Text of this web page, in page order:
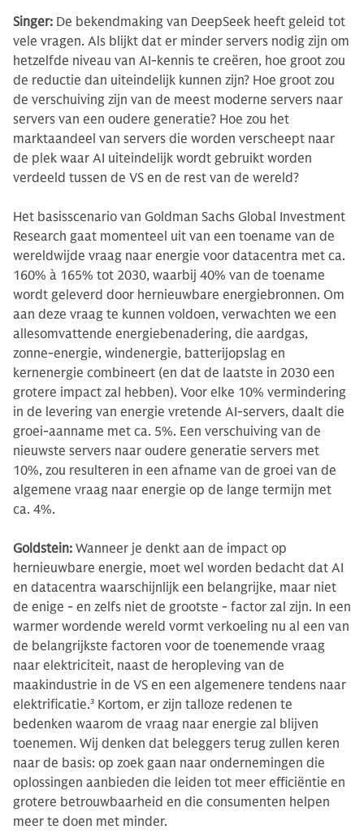
Singer: De bekendmaking van DeepSeek heeft geleid tot
vele vragen. Als blijkt dat er minder servers nodig zijn om
hetzelfde niveau van AI-kennis te creëren, hoe groot zou
de reductie dan uiteindelijk kunnen zijn? Hoe groot zou
de verschuiving zijn van de meest moderne servers naar
servers van een oudere generatie? Hoe zou het
marktaandeel van servers die worden verscheept naar
de plek waar AI uiteindelijk wordt gebruikt worden
verdeeld tussen de VS en de rest van de wereld?
Het basisscenario van Goldman Sachs Global Investment
Research gaat momenteel uit van een toename van de
wereldwijde vraag naar energie voor datacentra met ca.
160% à 165% tot 2030, waarbij 40% van de toename
wordt geleverd door hernieuwbare energiebronnen. Om
aan deze vraag te kunnen voldoen, verwachten we een
allesomvattende energiebenadering, die aardgas,
zonne-energie, windenergie, batterijopslag en
kernenergie combineert (en dat de laatste in 2030 een
grotere impact zal hebben). Voor elke 10% vermindering
in de levering van energie vretende AI-servers, daalt die
groei-aanname met ca. 5%. Een verschuiving van de
nieuwste servers naar oudere generatie servers met
10%, zou resulteren in een afname van de groei van de
algemene vraag naar energie op de lange termijn met
ca. 4%.
Goldstein: Wanneer je denkt aan de impact op
hernieuwbare energie, moet wel worden bedacht dat AI
en datacentra waarschijnlijk een belangrijke, maar niet
de enige - en zelfs niet de grootste - factor zal zijn. In een
warmer wordende wereld vormt verkoeling nu al een van
de belangrijkste factoren voor de toenemende vraag
naar elektriciteit, naast de heropleving van de
maakindustrie in de VS en een algemenere tendens naar
elektrificatie.3 Kortom, er zijn talloze redenen te
bedenken waarom de vraag naar energie zal blijven
toenemen. Wij denken dat beleggers terug zullen keren
naar de basis: op zoek gaan naar ondernemingen die
oplossingen aanbieden die leiden tot meer efficiëntie en
grotere betrouwbaarheid en die consumenten helpen
meer te doen met minder.